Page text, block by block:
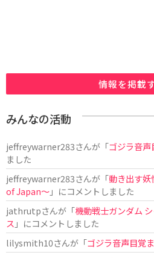
情報を掲載
みんなの活動
jeffreywarner283さんが「ゴジラ音
ました
jeffreywarner283さんが「動き出す
of Japan〜」にコメントしました
jathrutpさんが「機動戦士ガンダム
ス 」にコメントしました
lilysmith10さんが「ゴジラ音声目覚